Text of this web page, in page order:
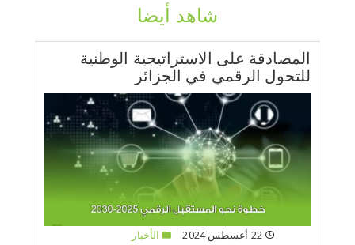
شاهد أيضا
المصادقة على الاستراتيجية الوطنية
للتحول الرقمي في الجزائر
22 أغسطس 2024 الأخبار